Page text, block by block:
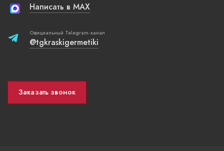
Написать в MAX
Официальный Telegram-канал
@tgkraskigermetiki
Заказать звонок